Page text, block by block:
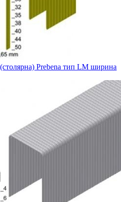
Prebena тип LM ширина